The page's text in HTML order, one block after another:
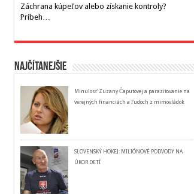
Záchrana kúpeľov alebo získanie kontroly?
Príbeh…
Najčítanejšie
Minulosť Zuzany Čaputovej a parazitovanie na
verejných financiách a ľudoch z mimovládok
SLOVENSKÝ HOKEJ: MILIÓNOVÉ PODVODY NA
ÚKOR DETÍ